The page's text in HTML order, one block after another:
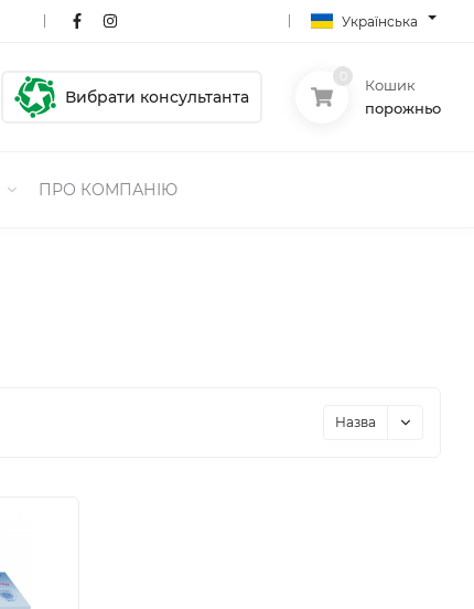
Українська
Вибрати консультанта
Кошик
порожньо
ПРО КОМПАНІЮ
Назва